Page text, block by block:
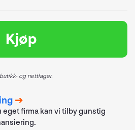
Kjøp
og nettlager.
eget firma kan vi tilby gunstig